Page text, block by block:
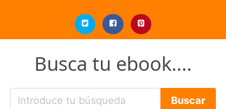
Busca tu ebook....